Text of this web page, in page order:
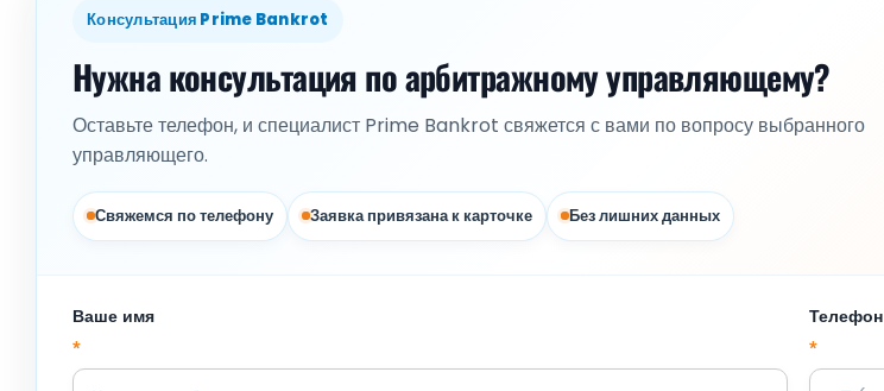
Консультация Prime Bankrot
Нужна консультация по арбитражному управляющему?
Оставьте телефон, и специалист Prime Bankrot свяжется с вами по вопросу выбранного
управляющего.
Свяжемся по телефону Заявка привязана к карточке Без лишних данных
Ваше имя
*
Телефон
*